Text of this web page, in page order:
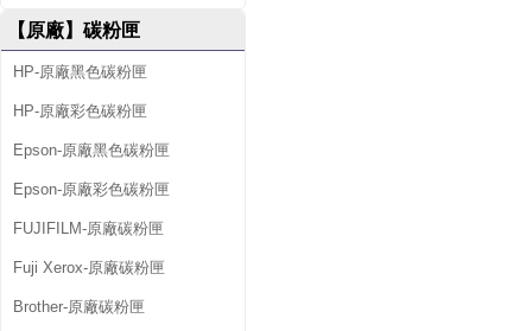
【原廠】碳粉匣
HP-原廠黑色碳粉匣
HP-原廠彩色碳粉匣
Epson-原廠黑色碳粉匣
Epson-原廠彩色碳粉匣
FUJIFILM-原廠碳粉匣
Fuji Xerox-原廠碳粉匣
Brother-原廠碳粉匣